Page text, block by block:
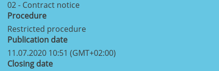
02 - Contract notice
Procedure
Restricted procedure
Publication date
11.07.2020 10:51 (GMT+02:00)
Closing date